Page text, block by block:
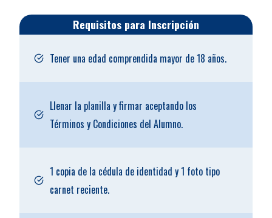
Requisitos para Inscripción
Tener una edad comprendida mayor de 18 años.
Llenar la planilla y firmar aceptando los
Términos y Condiciones del Alumno.
1 copia de la cédula de identidad y 1 foto tipo
carnet reciente.